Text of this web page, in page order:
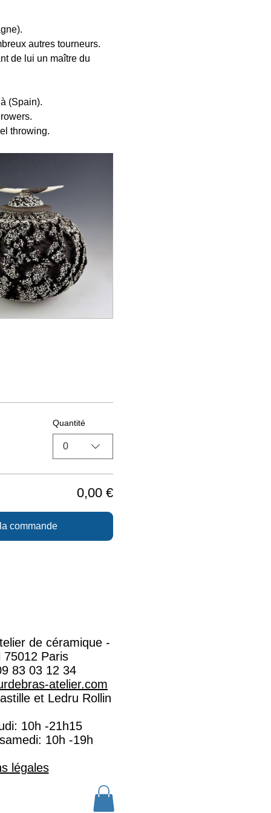
autres tourneurs.
de lui un maître du
(Spain).
throwing.
Quantité
0
0,00 €
commande
de céramique -
75012 Paris
83 03 12 34
atelier.com​
et Ledru Rollin
10h -21h15
10h -19h
légales